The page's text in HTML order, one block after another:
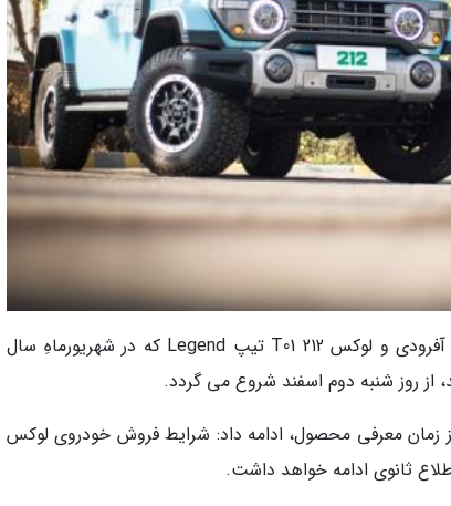
عقیل مصطفایی اظهار کرد: اولین مرحله طرح فروش خودروی آفرودی و لوکس 212 T01 تیپ Legend که در شهریورماهِ سال
از روز شنبه دوم اسفند شروع می گردد.
زمان معرفی محصول، ادامه داد: شرایط فروش خودروی لوکس